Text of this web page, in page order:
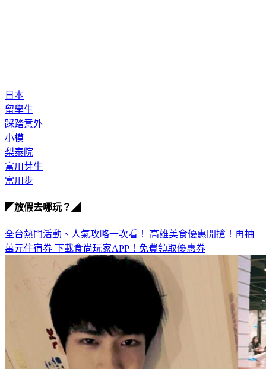
日本
留學生
踩踏意外
小模
梨泰院
富川芽生
富川步
◤放假去哪玩？◢
全台熱門活動、人氣攻略一次看！ 高雄美食優惠開搶！再抽
萬元住宿券 下載食尚玩家APP！免費領取優惠券